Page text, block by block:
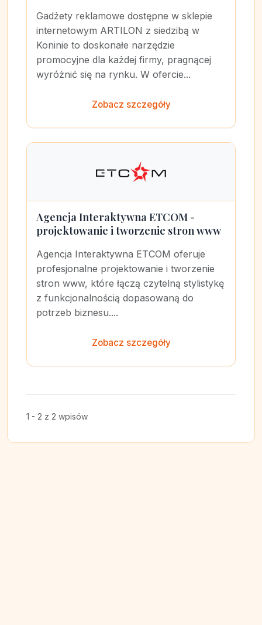
Gadżety reklamowe dostępne w sklepie
internetowym ARTILON z siedzibą w
Koninie to doskonałe narzędzie
promocyjne dla każdej firmy, pragnącej
wyróżnić się na rynku. W ofercie...
Zobacz szczegóły
Agencja Interaktywna ETCOM -
projektowanie i tworzenie stron www
Agencja Interaktywna ETCOM oferuje
profesjonalne projektowanie i tworzenie
stron www, które łączą czytelną stylistykę
z funkcjonalnością dopasowaną do
potrzeb biznesu....
Zobacz szczegóły
1 - 2 z 2 wpisów